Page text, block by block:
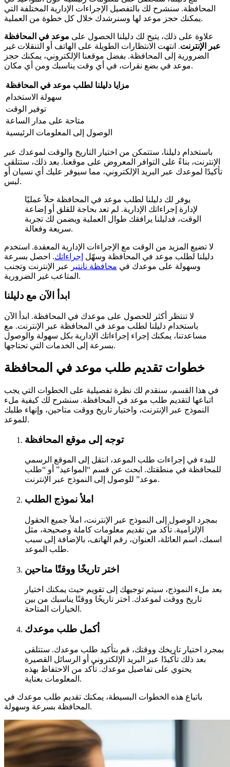
المحافظة. سنشرح لك بالتفصيل الإجراءات الإدارية المختلفة التي
يمكنك حجز موعد لها وسنرشدك خلال كل خطوة من العملية.
علاوة على ذلك، يتيح لك دليلنا الحصول على موعد في المحافظة
عبر الإنترنت. انتهت الانتظارات الطويلة على الهاتف أو التنقلات غير
الضرورية إلى المحافظة. بفضل موقعنا الإلكتروني، يمكنك حجز
موعد في بضع نقرات، في أي وقت يناسبك ومن أي مكان.
مزايا دليلنا لطلب موعد في المحافظة
سهولة الاستخدام
توفير الوقت
متاحة على مدار الساعة
الوصول إلى المعلومات الرئيسية
باستخدام دليلنا، ستتمكن من اختيار التاريخ والوقت لموعدك عبر
الإنترنت، بناءً على التوافر المعروض على موقعنا. بعد ذلك، ستتلقى
تأكيدًا لموعدك عبر البريد الإلكتروني، مما سيوفر عليك أي نسيان أو
لبس.
يوفر لك دليلنا لطلب موعد في المحافظة حلاً عمليًا
لإدارة إجراءاتك الإدارية. لم تعد بحاجة للقلق أو إضاعة
الوقت، فدليلنا يرافقك طوال العملية ويضمن لك تجربة
سريعة وفعالة.
لا تضيع المزيد من الوقت مع الإجراءات الإدارية المعقدة. استخدم
دليلنا لطلب موعد في المحافظة وسهّل إجراءاتك. احصل بسرعة
وسهولة على موعدك في محافظة نانتير
عبر الإنترنت وتجنب
المتاعب غير الضرورية.
ابدأ الآن مع دليلنا
لا تنتظر أكثر للحصول على موعدك في المحافظة. ابدأ الآن
باستخدام دليلنا لطلب موعد في المحافظة عبر الإنترنت. مع
مساعدتنا، يمكنك إجراء إجراءاتك الإدارية بكل سهولة والوصول
بسرعة إلى الخدمات التي تحتاجها.
خطوات تقديم طلب موعد في المحافظة
في هذا القسم، سنقدم لك نظرة تفصيلية على الخطوات التي يجب
اتباعها لتقديم طلب موعد في المحافظة. سنشرح لك كيفية ملء
النموذج عبر الإنترنت، واختيار تاريخ ووقت متاحين، وإنهاء طلبك
للموعد.
توجه إلى موقع المحافظة
للبدء في إجراءات طلب الموعد، انتقل إلى الموقع الرسمي
للمحافظة في منطقتك. ابحث عن قسم “المواعيد” أو “طلب
موعد” للوصول إلى النموذج عبر الإنترنت.
املأ نموذج الطلب
بمجرد الوصول إلى النموذج عبر الإنترنت، املأ جميع الحقول
الإلزامية. تأكد من تقديم معلومات كاملة وصحيحة، مثل
اسمك، اسم العائلة، العنوان، رقم الهاتف، بالإضافة إلى سبب
طلب الموعد.
اختر تاريخًا ووقتًا متاحين
بعد ملء النموذج، سيتم توجيهك إلى تقويم حيث يمكنك اختيار
تاريخ ووقت لموعدك. اختر تاريخًا ووقتًا يناسبك من بين
الخيارات المتاحة.
أكمل طلب موعدك
بمجرد اختيار تاريخك ووقتك، قم بتأكيد طلب موعدك. ستتلقى
بعد ذلك تأكيدًا عبر البريد الإلكتروني أو الرسائل القصيرة
يحتوي على تفاصيل موعدك. تأكد من الاحتفاظ بهذه
المعلومات بعناية.
باتباع هذه الخطوات البسيطة، يمكنك تقديم طلب موعدك في
المحافظة بسرعة وسهولة.